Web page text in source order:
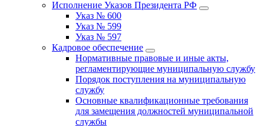
Исполнение Указов Президента РФ
Указ № 600
Указ № 599
Указ № 597
Кадровое обеспечение
Нормативные правовые и иные акты,
регламентирующие муниципальную службу
Порядок поступления на муниципальную
службу
Основные квалификационные требования
для замещения должностей муниципальной
службы